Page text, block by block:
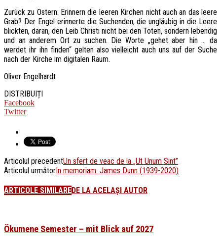
Zurück zu Ostern: Erinnern die leeren Kirchen nicht auch an das leere
Grab? Der Engel erinnerte die Suchenden, die ungläubig in die Leere
blickten, daran, den Leib Christi nicht bei den Toten, sondern lebendig
und an anderem Ort zu suchen. Die Worte „gehet aber hin … da
werdet ihr ihn finden“ gelten also vielleicht auch uns auf der Suche
nach der Kirche im digitalen Raum.
Oliver Engelhardt
DISTRIBUIȚI
Facebook
Twitter
Articolul precedentUn sfert de veac de la „Ut Unum Sint”
Articolul următorIn memoriam: James Dunn (1939-2020)
ARTICOLE SIMILAREDE LA ACELAȘI AUTOR
Ökumene Semester – mit Blick auf 2027